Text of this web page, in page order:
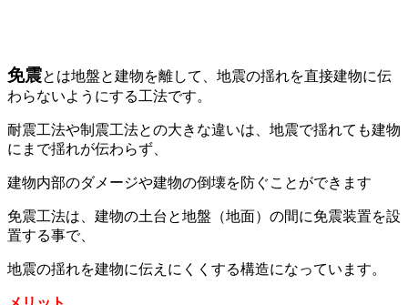
免震とは地盤と建物を離して、地震の揺れを直接建物に伝
わらないようにする工法です。
耐震工法や制震工法との大きな違いは、地震で揺れても建物
にまで揺れが伝わらず、
建物内部のダメージや建物の倒壊を防ぐことができます
免震工法は、建物の土台と地盤（地面）の間に免震装置を設
置する事で、
地震の揺れを建物に伝えにくくする構造になっています。